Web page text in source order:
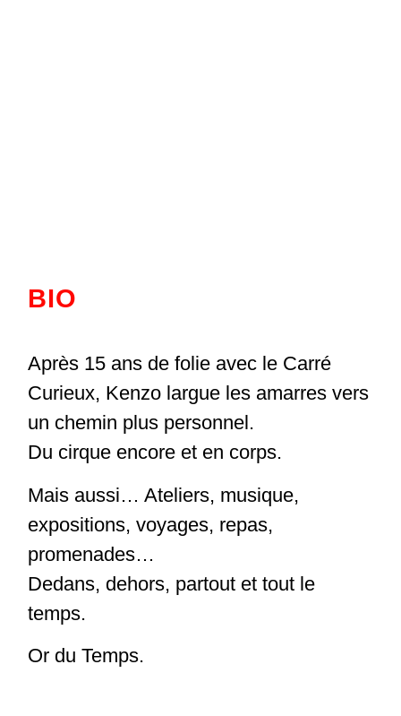
BIO
Après 15 ans de folie avec le Carré
Curieux, Kenzo largue les amarres vers
un chemin plus personnel.
Du cirque encore et en corps.
Mais aussi… Ateliers, musique,
expositions, voyages, repas,
promenades…
Dedans, dehors, partout et tout le
temps.
Or du Temps.